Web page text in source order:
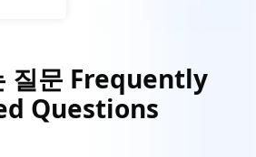
질문 Frequently
Questions